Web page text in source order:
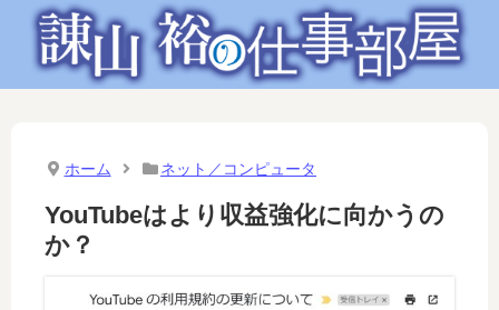
ホーム ネット／コンピュータ
YouTubeはより収益強化に向かうの
か？